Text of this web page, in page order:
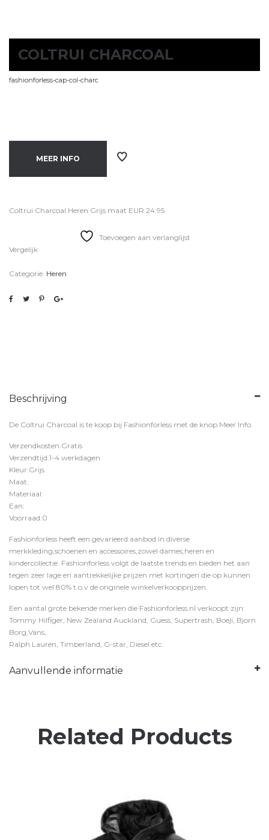
COLTRUI CHARCOAL
fashionforless-cap-col-charc
MEER INFO
Coltrui Charcoal Heren Grijs maat EUR 24.95
Toevoegen aan verlanglijst
Vergelijk
Categorie: Heren
Beschrijving
De Coltrui Charcoal is te koop bij Fashionforless met de knop Meer Info
Verzendkosten:Gratis
Verzendtijd:1-4 werkdagen
Kleur:Grijs
Maat:
Materiaal:
Ean:
Voorraad:0
Fashionforless heeft een gevarieerd aanbod in diverse
merkkleding,schoenen en accessoires,zowel dames,heren en
kindercollectie. Fashionforless volgt de laatste trends en bieden het aan
tegen zeer lage en aantrekkelijke prijzen met kortingen die op kunnen
lopen tot wel 80% t.o.v de originele winkelverkoopprijzen.
Een aantal grote bekende merken die Fashionforless.nl verkoopt zijn:
Tommy Hilfiger, New Zealand Auckland, Guess, Supertrash, Boeji, Bjorn
Borg,Vans,
Ralph Lauren, Timberland, G-star, Diesel etc.
Aanvullende informatie
Related Products